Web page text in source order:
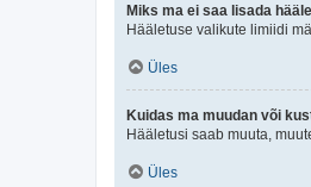
Miks ma ei saa lisada
Hääletuse valikute limiidi
Üles
Kuidas ma muudan või
Hääletusi saab muuta,
Üles